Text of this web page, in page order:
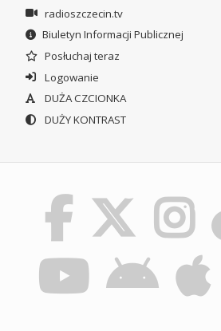
radioszczecin.tv
Biuletyn Informacji Publicznej
Posłuchaj teraz
Logowanie
DUŻA CZCIONKA
DUŻY KONTRAST